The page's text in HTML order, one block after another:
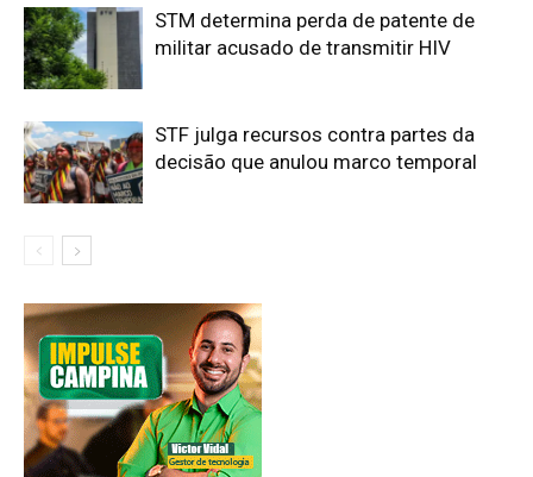
STM determina perda de patente de
militar acusado de transmitir HIV
STF julga recursos contra partes da
decisão que anulou marco temporal